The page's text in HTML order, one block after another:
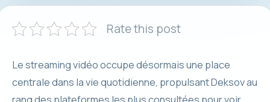
Rate this post
Le streaming vidéo occupe désormais une place
centrale dans la vie quotidienne, propulsant Deksov au